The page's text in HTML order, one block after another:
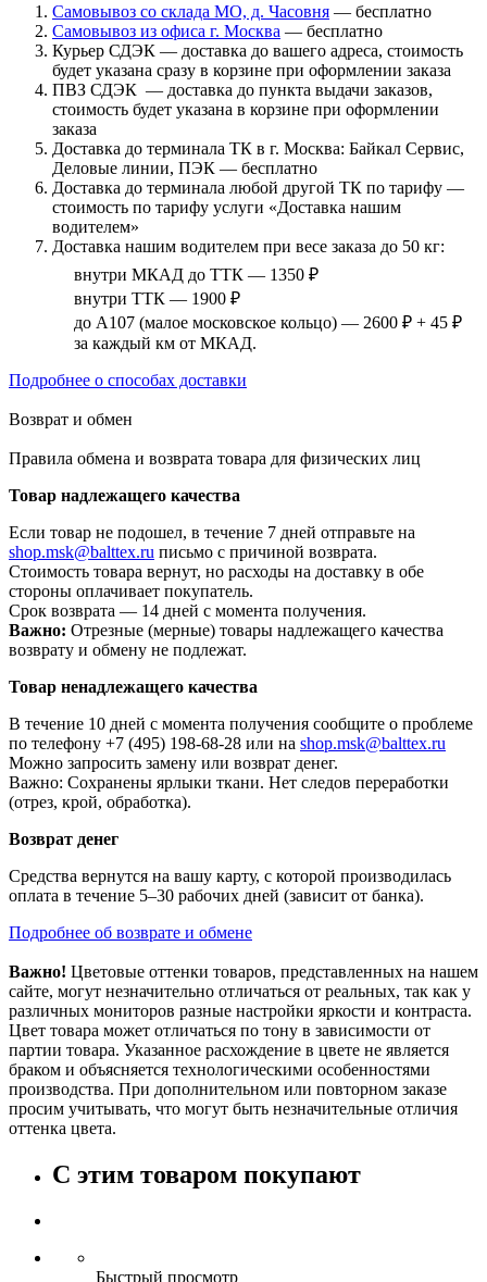
Самовывоз со склада МО, д. Часовня — бесплатно
Самовывоз из офиса г. Москва — бесплатно
Курьер СДЭК — доставка до вашего адреса, стоимость
будет указана сразу в корзине при оформлении заказа
ПВЗ СДЭК — доставка до пункта выдачи заказов,
стоимость будет указана в корзине при оформлении
заказа
Доставка до терминала ТК в г. Москва: Байкал Сервис,
Деловые линии, ПЭК — бесплатно
Доставка до терминала любой другой ТК по тарифу —
стоимость по тарифу услуги «Доставка нашим
водителем»
Доставка нашим водителем при весе заказа до 50 кг:
внутри МКАД до ТТК — 1350 ₽
внутри ТТК — 1900 ₽
до А107 (малое московское кольцо) — 2600 ₽ + 45 ₽
за каждый км от МКАД.
Подробнее о способах доставки
Возврат и обмен
Правила обмена и возврата товара для физических лиц
Товар надлежащего качества
Если товар не подошел, в течение 7 дней отправьте на
shop.msk@balttex.ru письмо с причиной возврата.
Стоимость товара вернут, но расходы на доставку в обе
стороны оплачивает покупатель.
Срок возврата — 14 дней с момента получения.
Важно: Отрезные (мерные) товары надлежащего качества
возврату и обмену не подлежат.
Товар ненадлежащего качества
В течение 10 дней с момента получения сообщите о проблеме
по телефону +7 (495) 198-68-28 или на shop.msk@balttex.ru
Можно запросить замену или возврат денег.
Важно: Сохранены ярлыки ткани. Нет следов переработки
(отрез, крой, обработка).
Возврат денег
Средства вернутся на вашу карту, с которой производилась
оплата в течение 5–30 рабочих дней (зависит от банка).
Подробнее об возврате и обмене
Важно! Цветовые оттенки товаров, представленных на нашем
сайте, могут незначительно отличаться от реальных, так как у
различных мониторов разные настройки яркости и контраста.
Цвет товара может отличаться по тону в зависимости от
партии товара. Указанное расхождение в цвете не является
браком и объясняется технологическими особенностями
производства. При дополнительном или повторном заказе
просим учитывать, что могут быть незначительные отличия
оттенка цвета.
С этим товаром покупают
Быстрый просмотр